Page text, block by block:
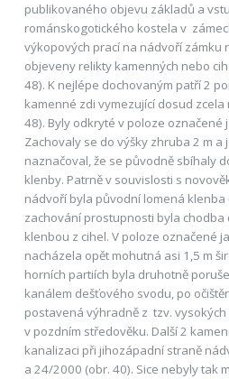
publikovaného objevu základů a
románskogotického kostela v
výkopových prací na nádvoří zámku
objeveny relikty kamenných nebo
48). K nejlépe dochovaným patří 2
kamenné zdi vymezující dosud
48). Byly odkryté v poloze označené
Zachovaly se do výšky zhruba 2 m
naznačoval, že se původně sbíhaly
klenby. Patrně v souvislosti s
nádvoří byla původní lomená
zachování prostupnosti byla
klenbou z cihel. V poloze označené
nacházela opět mohutná asi 1,5 m
horních partiích byla druhotně
kanálem dešťového svodu, po
postavená výhradně z tzv. vysokých
v pozdním středověku. Další 2
kanalizaci při jihozápadní straně
a 24/2000 (obr. 40). Sice nebyly tak